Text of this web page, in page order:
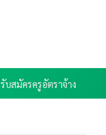
รับสมัครครูอัตราจ้าง